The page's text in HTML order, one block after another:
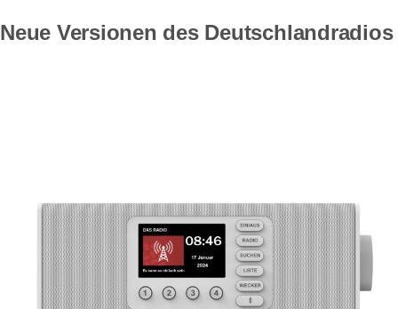
Neue Versionen des Deutschlandradios